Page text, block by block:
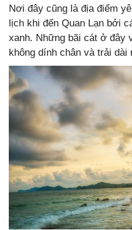
Nơi đây cũng là địa điểm
lịch khi đến Quan Lạn bởi
xanh. Những bãi cát ở đây
không dính chân và trải